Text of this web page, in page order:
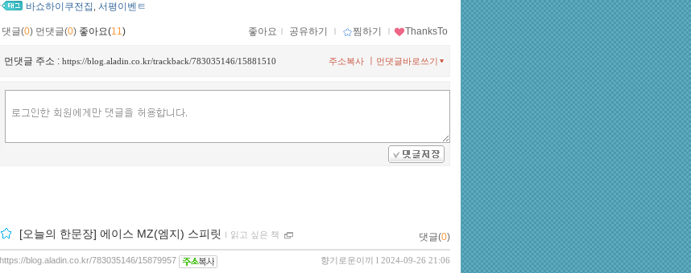
바쇼하이쿠전집 , 서평이벤ㅌ
댓글(0) 먼댓글(0) 좋아요(11) 좋아요 ｌ 공유하기 ｌ 찜하기 ｌ ThanksTo
먼댓글 주소 : https://blog.aladin.co.kr/trackback/783035146/15881510 먼댓글바로쓰기
주소복사
[오늘의 한문장] 에이스 MZ(엠지) 스피릿 ｌ 읽고 싶은 책 댓글(0)
향기로운이끼 l 2024-09-26 21:06
https://blog.aladin.co.kr/783035146/15879957